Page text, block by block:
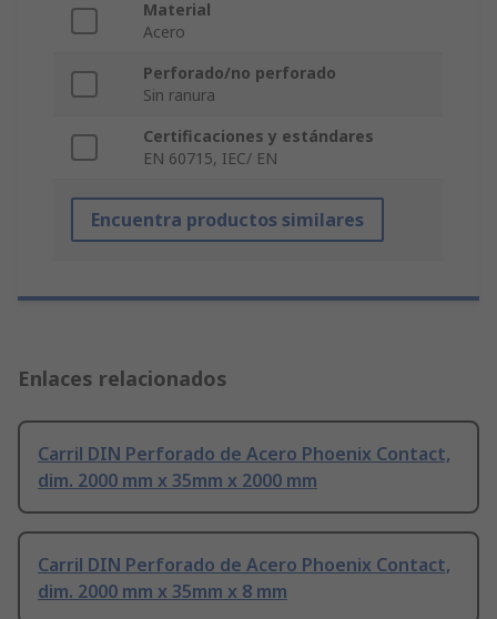
Material
Acero
Perforado/no perforado
Sin ranura
Certificaciones y estándares
EN 60715, IEC/ EN
Encuentra productos similares
Enlaces relacionados
Carril DIN Perforado de Acero Phoenix Contact,
dim. 2000 mm x 35mm x 2000 mm
Carril DIN Perforado de Acero Phoenix Contact,
dim. 2000 mm x 35mm x 8 mm